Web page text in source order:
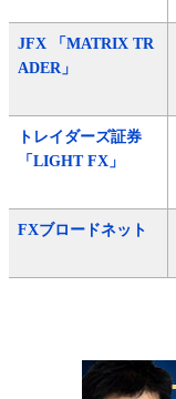
JFX 「MATRIX TR
ADER」
トレイダーズ証券
「LIGHT FX」
FXブロードネット